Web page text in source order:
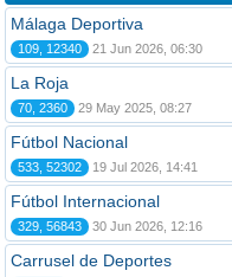
Málaga Deportiva
109, 12340 21 Jun 2026, 06:30
La Roja
70, 2360 29 May 2025, 08:27
Fútbol Nacional
533, 52302 19 Jul 2026, 14:41
Fútbol Internacional
329, 56843 30 Jun 2026, 12:16
Carrusel de Deportes